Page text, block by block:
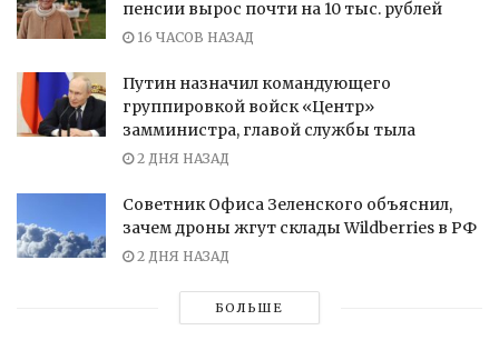
пенсии вырос почти на 10 тыс. рублей
16 ЧАСОВ НАЗАД
Путин назначил командующего
группировкой войск «Центр»
замминистра, главой службы тыла
2 ДНЯ НАЗАД
Советник Офиса Зеленского объяснил,
зачем дроны жгут склады Wildberries в РФ
2 ДНЯ НАЗАД
БОЛЬШЕ